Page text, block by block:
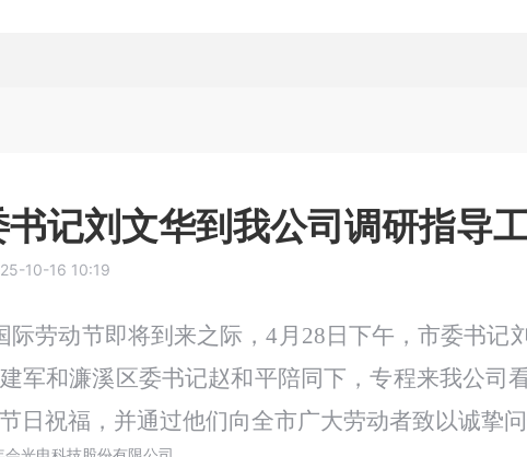
书记刘文华到我公司调研指导
10-16 10:19
际劳动节即将到来之际，4月28日下午，市委书记
军和濂溪区委书记赵和平陪同下，专程来我公司
日祝福，并通过他们向全市广大劳动者致以诚挚问